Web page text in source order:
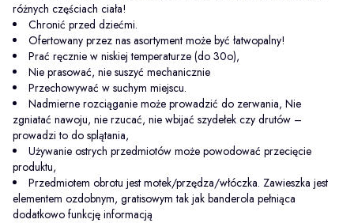
różnych częściach ciała!
Chronić przed dziećmi.
Ofertowany przez nas asortyment może być łatwopalny!
Prać ręcznie w niskiej temperaturze (do 30o),
Nie prasować, nie suszyć mechanicznie
Przechowywać w suchym miejscu.
Nadmierne rozciąganie może prowadzić do zerwania, Nie
zgniatać nawoju, nie rzucać, nie wbijać szydełek czy drutów –
prowadzi to do splątania,
Używanie ostrych przedmiotów może powodować przecięcie
produktu,
Przedmiotem obrotu jest motek/przędza/włóczka. Zawieszka jest
elementem ozdobnym, gratisowym tak jak banderola pełniąca
dodatkowo funkcję informacją